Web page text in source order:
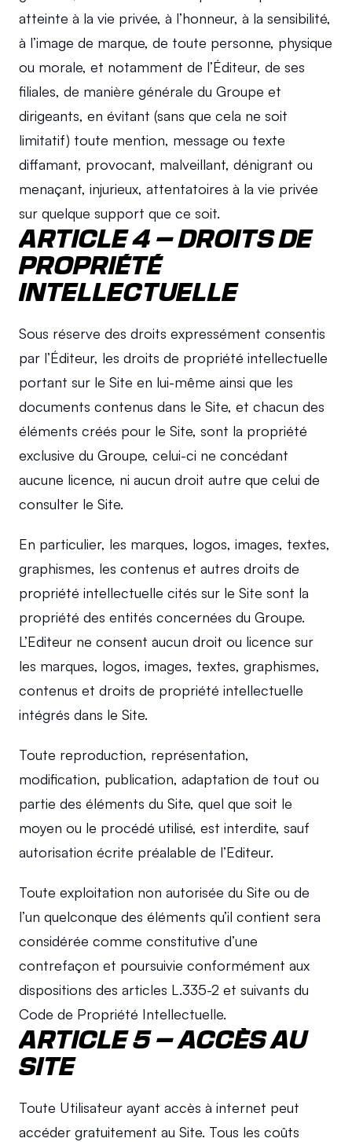
atteinte à la vie privée, à l’honneur, à la sensibilité,
à l’image de marque, de toute personne, physique
ou morale, et notamment de l’Éditeur, de ses
filiales, de manière générale du Groupe et
dirigeants, en évitant (sans que cela ne soit
limitatif) toute mention, message ou texte
diffamant, provocant, malveillant, dénigrant ou
menaçant, injurieux, attentatoires à la vie privée
sur quelque support que ce soit.
ARTICLE 4 – DROITS DE
PROPRIÉTÉ
INTELLECTUELLE
Sous réserve des droits expressément consentis
par l’Éditeur, les droits de propriété intellectuelle
portant sur le Site en lui-même ainsi que les
documents contenus dans le Site, et chacun des
éléments créés pour le Site, sont la propriété
exclusive du Groupe, celui-ci ne concédant
aucune licence, ni aucun droit autre que celui de
consulter le Site.
En particulier, les marques, logos, images, textes,
graphismes, les contenus et autres droits de
propriété intellectuelle cités sur le Site sont la
propriété des entités concernées du Groupe.
L’Editeur ne consent aucun droit ou licence sur
les marques, logos, images, textes, graphismes,
contenus et droits de propriété intellectuelle
intégrés dans le Site.
Toute reproduction, représentation,
modification, publication, adaptation de tout ou
partie des éléments du Site, quel que soit le
moyen ou le procédé utilisé, est interdite, sauf
autorisation écrite préalable de l’Editeur.
Toute exploitation non autorisée du Site ou de
l’un quelconque des éléments qu’il contient sera
considérée comme constitutive d’une
contrefaçon et poursuivie conformément aux
dispositions des articles L.335-2 et suivants du
Code de Propriété Intellectuelle.
ARTICLE 5 – ACCÈS AU
SITE
Toute Utilisateur ayant accès à internet peut
accéder gratuitement au Site. Tous les coûts